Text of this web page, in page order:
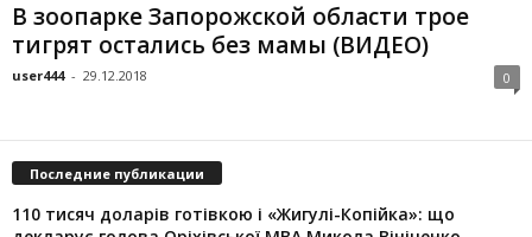
В зоопарке Запорожской области трое
тигрят остались без мамы (ВИДЕО)
user444 - 29.12.2018 0
Последние публикации
110 тисяч доларів готівкою і «Жигулі-Копійка»: що